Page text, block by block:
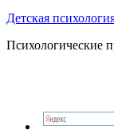
Детская
Психологические